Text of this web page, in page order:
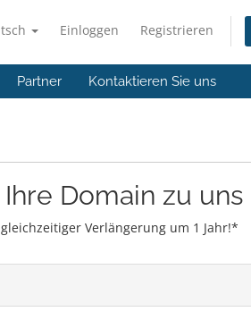
Einloggen Registrieren
Partner Kontaktieren Sie uns
Domain zu uns
Verlängerung um 1 Jahr!*